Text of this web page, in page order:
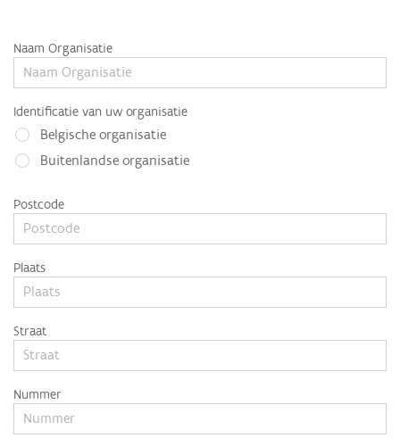
Naam Organisatie
Identificatie van uw organisatie
Belgische organisatie
Buitenlandse organisatie
Postcode
Plaats
Straat
Nummer